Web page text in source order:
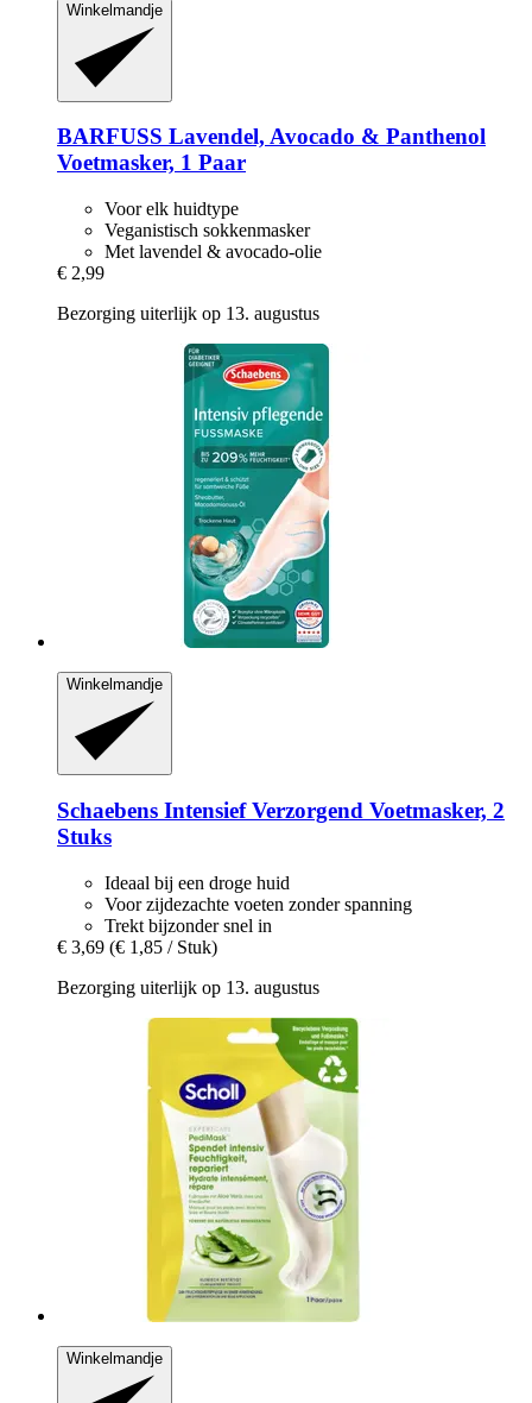
Winkelmandje
BARFUSS Lavendel, Avocado & Panthenol
Voetmasker, 1 Paar
Voor elk huidtype
Veganistisch sokkenmasker
Met lavendel & avocado-olie
€ 2,99
Bezorging uiterlijk op 13. augustus
Winkelmandje
Schaebens Intensief Verzorgend Voetmasker, 2
Stuks
Ideaal bij een droge huid
Voor zijdezachte voeten zonder spanning
Trekt bijzonder snel in
€ 3,69 (€ 1,85 / Stuk)
Bezorging uiterlijk op 13. augustus
Winkelmandje